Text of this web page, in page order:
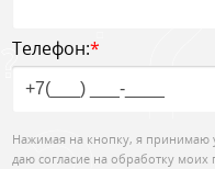
Телефон:*
Нажимая на кнопку, я принимаю
даю согласие на обработку